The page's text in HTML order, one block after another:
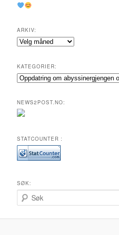
ARKIV:
Arkiv:
KATEGORIER:
Kategorier:
NEWS2POST.NO:
STATCOUNTER :
SØK:
ø